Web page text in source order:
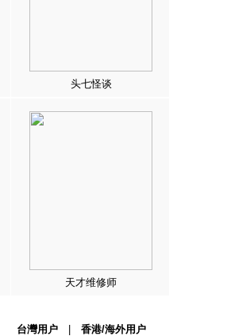
头七怪谈
天才维修师
台灣用户 香港/海外用户